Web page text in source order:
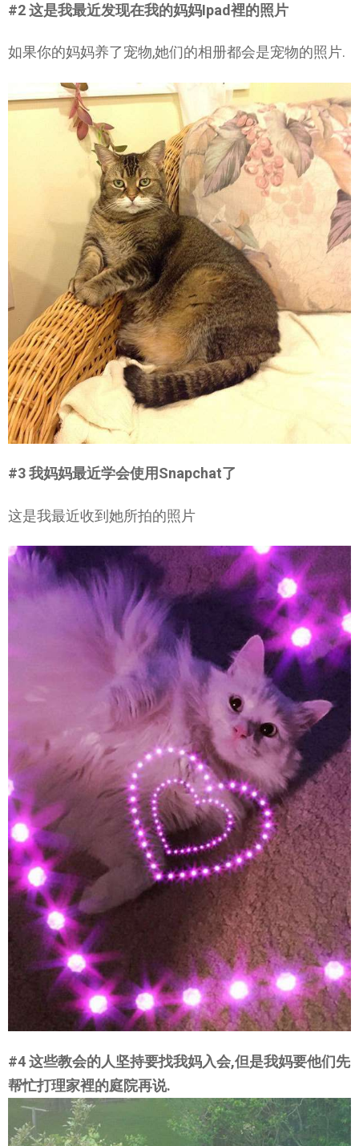
#2 这是我最近发现在我的妈妈Ipad裡的照片
如果你的妈妈养了宠物,她们的相册都会是宠物的照片.
#3 我妈妈最近学会使用Snapchat了
这是我最近收到她所拍的照片
#4 这些教会的人坚持要找我妈入会,但是我妈要他们先
帮忙打理家裡的庭院再说.